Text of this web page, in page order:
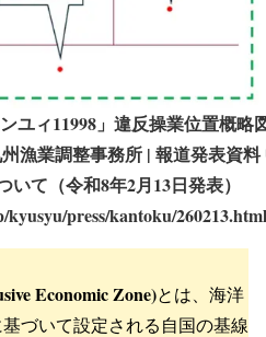
ユィ11998」違反操業位置概略
漁業調整事務所 | 報道発表資料
て（令和8年2月13日発表）
kyusyu/press/kantoku/
Economic Zone)とは、海洋
づいて設定される自国の基線